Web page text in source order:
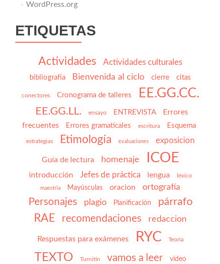
WordPress.org
ETIQUETAS
Actividades Actividades culturales
bibliografía Bienvenida al ciclo cierre citas
conectores Cronograma de talleres EE.GG.CC.
EE.GG.LL. ensayo ENTREVISTA
Errores
frecuentes
Errores gramaticales escritura Esquema
estrategias Etimología evaluaciones exposicion
Guía de lectura homenaje ICOE
introducción Jefes de práctica lengua léxico
maestria Mayúsculas oracion ortografía
Personajes plagio Planificación párrafo
RAE recomendaciones redaccion
Respuestas para exámenes RYC Teoría
TEXTO Turnitin vamos a leer video